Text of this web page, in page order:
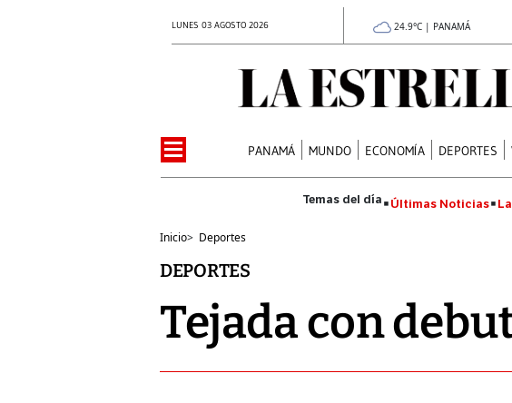
LUNES 03 AGOSTO 2026 24.9°C | PANAMÁ
PANAMÁ MUNDO ECONOMÍA DEPORTES
Últimas Noticias
Inicio> Deportes
DEPORTES
Tejada con